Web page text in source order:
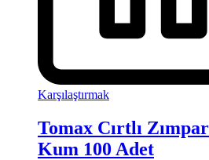
Karşılaştırmak
Tomax Cırtlı
Kum 100 Adet